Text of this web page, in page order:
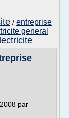
/ entreprise
general
par